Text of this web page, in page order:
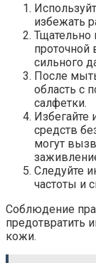
избежать
Тщательно
проточной
сильного
После
область с
салфетки.
средств
могут
Следуйте
частоты и
Соблюдение
предотвратить
кожи.